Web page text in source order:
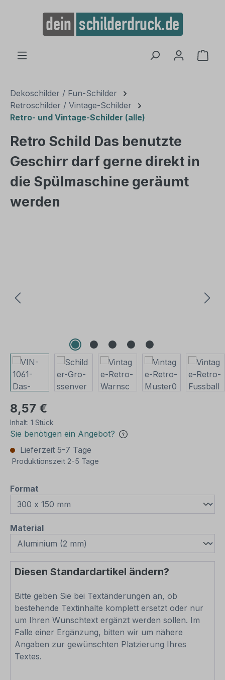
springen
Dekoschilder / Fun-Schilder
Retroschilder / Vintage-Schilder
Retro- und Vintage-Schilder (alle)
Retro Schild Das benutzte
Geschirr darf gerne direkt in
die Spülmaschine geräumt
werden
8,57 €
Inhalt: 1 Stück
Sie benötigen ein Angebot?
Lieferzeit 5-7 Tage
Produktionszeit 2-5 Tage
Format
Materialauswählen
Diesen Standardartikel ändern?
Bitte geben Sie bei Textänderungen an, ob
bestehende Textinhalte komplett ersetzt oder nur
um Ihren Wunschtext ergänzt werden sollen. Im
Falle einer Ergänzung, bitten wir um nähere
Angaben zur gewünschten Platzierung Ihres
Textes.